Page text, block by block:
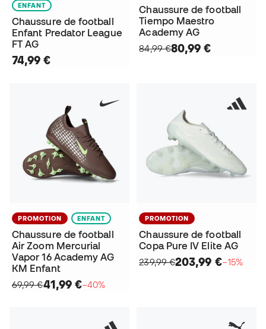
ENFANT
Chaussure de football
Enfant Predator League
FT AG
74,99 €
Chaussure de football
Tiempo Maestro
Academy AG
84,99 €80,99 €
PROMOTION ENFANT
Chaussure de football
Air Zoom Mercurial
Vapor 16 Academy AG
KM Enfant
69,99 €41,99 €−40%
PROMOTION
Chaussure de football
Copa Pure IV Elite AG
239,99 €203,99 €−15%